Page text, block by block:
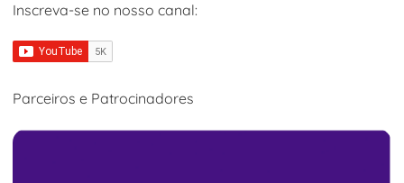
Inscreva-se no nosso canal:
Parceiros e Patrocinadores